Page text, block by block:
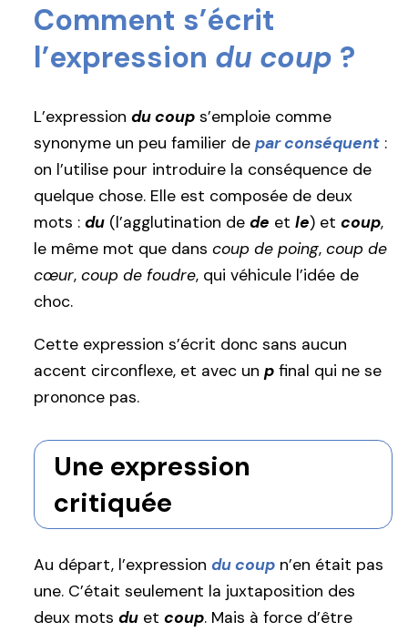
Comment s’écrit
l’expression du coup ?
L’expression du coup s’emploie comme
synonyme un peu familier de par conséquent :
on l’utilise pour introduire la conséquence de
quelque chose. Elle est composée de deux
mots : du (l’agglutination de de et le) et coup,
le même mot que dans coup de poing, coup de
cœur, coup de foudre, qui véhicule l’idée de
choc.
Cette expression s’écrit donc sans aucun
accent circonflexe, et avec un p final qui ne se
prononce pas.
Une expression
critiquée
Au départ, l’expression du coup n’en était pas
une. C’était seulement la juxtaposition des
deux mots du et coup. Mais à force d’être